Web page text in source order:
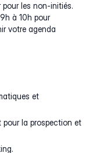
les non-initiés.
à 10h pour
votre agenda
et
la prospection et